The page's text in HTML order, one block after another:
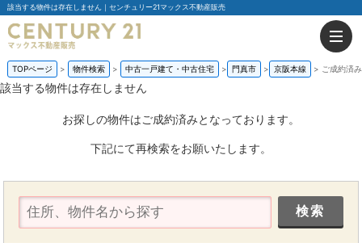
該当する物件は存在しません｜センチュリー21マックス不動産販売
TOPページ 物件検索 中古一戸建て・中古住宅 門真市 京阪本線 ご成約済み
該当する物件は存在しません
お探しの物件はご成約済みとなっております。
下記にて再検索をお願いたします。